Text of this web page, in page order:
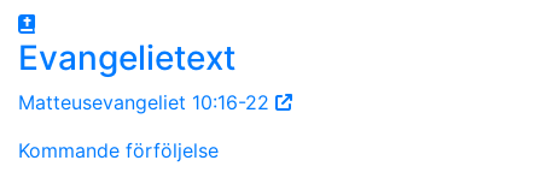
Evangelietext
Matteusevangeliet 10:16-22
Kommande förföljelse